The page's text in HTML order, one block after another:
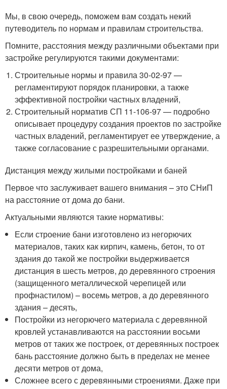
Мы, в свою очередь, поможем вам создать некий
путеводитель по нормам и правилам строительства.
Помните, расстояния между различными объектами при
застройке регулируются такими документами:
Строительные нормы и правила 30-02-97 —
регламентируют порядок планировки, а также
эффективной постройки частных владений,
Строительный норматив СП 11-106-97 — подробно
описывает процедуру создания проектов по застройке
частных владений, регламентирует ее утверждение, а
также согласование с разрешительными органами.
Дистанция между жилыми постройками и баней
Первое что заслуживает вашего внимания – это СНиП
на расстояние от дома до бани.
Актуальными являются такие нормативы:
Если строение бани изготовлено из негорючих
материалов, таких как кирпич, камень, бетон, то от
здания до такой же постройки выдерживается
дистанция в шесть метров, до деревянного строения
(защищенного металлической черепицей или
профнастилом) – восемь метров, а до деревянного
здания – десять,
Постройки из негорючего материала с деревянной
кровлей устанавливаются на расстоянии восьми
метров от таких же построек, от деревянных построек
бань расстояние должно быть в пределах не менее
десяти метров от дома,
Сложнее всего с деревянными строениями. Даже при